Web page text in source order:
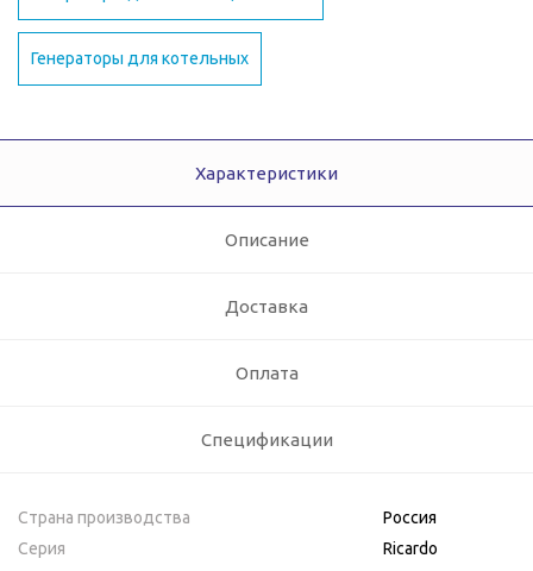
Генераторы для котельных
Характеристики
Описание
Доставка
Оплата
Спецификации
Страна производства
Россия
Серия
Ricardo